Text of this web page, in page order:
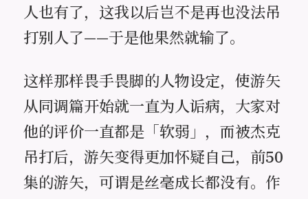
人也有了，这我以后岂不是再也没法吊
打别人了——于是他果然就输了。
这样那样畏手畏脚的人物设定，使游矢
从同调篇开始就一直为人诟病，大家对
他的评价一直都是「软弱」，而被杰克
吊打后，游矢变得更加怀疑自己，前50
集的游矢，可谓是丝毫成长都没有。作